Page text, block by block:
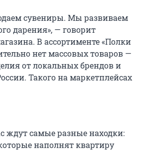
сувениры. Мы развиваем
дарения», — говорит
В ассортименте «Полки
нет массовых товаров —
от локальных брендов и
Такого на маркетплейсах
ждут самые разные находки:
наполнят квартиру